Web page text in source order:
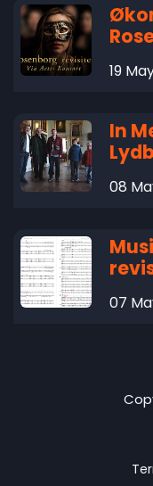
19
In
08
07